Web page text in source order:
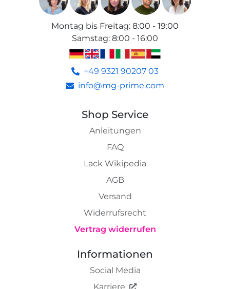
Montag bis Freitag: 8:00 - 19:00
Samstag: 8:00 - 16:00
+49 9321 90207 03
info@mg-prime.com
Shop Service
Anleitungen
FAQ
Lack Wikipedia
AGB
Versand
Widerrufsrecht
Vertrag widerrufen
Informationen
Social Media
Karriere